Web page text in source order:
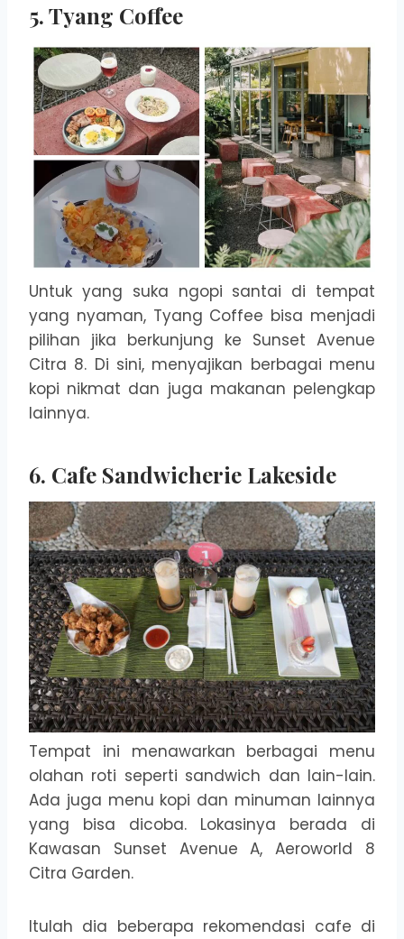
5. Tyang Coffee
Untuk yang suka ngopi santai di tempat
yang nyaman, Tyang Coffee bisa menjadi
pilihan jika berkunjung ke Sunset Avenue
Citra 8. Di sini, menyajikan berbagai menu
kopi nikmat dan juga makanan pelengkap
lainnya.
6. Cafe Sandwicherie Lakeside
Tempat ini menawarkan berbagai menu
olahan roti seperti sandwich dan lain-lain.
Ada juga menu kopi dan minuman lainnya
yang bisa dicoba. Lokasinya berada di
Kawasan Sunset Avenue A, Aeroworld 8
Citra Garden.
Itulah dia beberapa rekomendasi cafe di